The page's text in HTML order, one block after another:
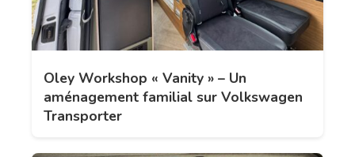
Oley Workshop « Vanity » – Un
aménagement familial sur Volkswagen
Transporter